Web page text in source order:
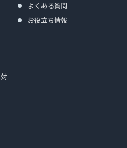
よくある質問
お役立ち情報